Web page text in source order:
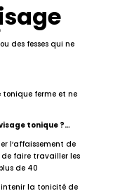
des fesses qui ne
tonique ferme et ne
tonique ?…
l’affaissement de
de faire travailler les
de 40
la tonicité de